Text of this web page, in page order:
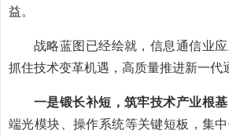
益。
战略蓝图已经绘就，信息通信业应
抓住技术变革机遇，高质量推进新一代
一是锻长补短，筑牢技术产业根基
端光模块、操作系统等关键短板，集